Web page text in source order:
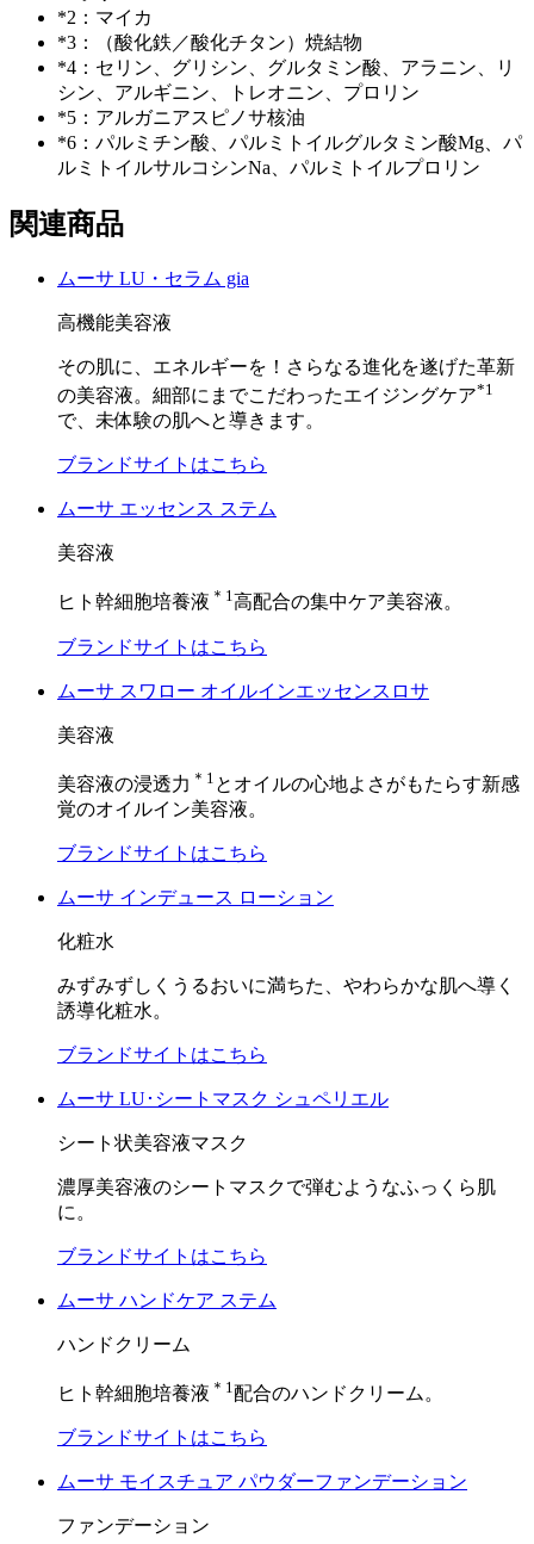
*2：マイカ
*3：（酸化鉄／酸化チタン）焼結物
*4：セリン、グリシン、グルタミン酸、アラニン、リ
シン、アルギニン、トレオニン、プロリン
*5：アルガニアスピノサ核油
*6：パルミチン酸、パルミトイルグルタミン酸Mg、パ
ルミトイルサルコシンNa、パルミトイルプロリン
関連商品
ムーサ LU・セラム gia
高機能美容液
その肌に、エネルギーを！さらなる進化を遂げた革新
の美容液。細部にまでこだわったエイジングケア*1
で、未体験の肌へと導きます。
ブランドサイトはこちら
ムーサ エッセンス ステム
美容液
ヒト幹細胞培養液 ＊1高配合の集中ケア美容液。
ブランドサイトはこちら
ムーサ スワロー オイルインエッセンスロサ
美容液
美容液の浸透力 ＊1 とオイルの心地よさがもたらす新感
覚のオイルイン美容液。
ブランドサイトはこちら
ムーサ インデュース ローション
化粧水
みずみずしくうるおいに満ちた、やわらかな肌へ導く
誘導化粧水。
ブランドサイトはこちら
ムーサ LU･シートマスク シュペリエル
シート状美容液マスク
濃厚美容液のシートマスクで弾むようなふっくら肌
に。
ブランドサイトはこちら
ムーサ ハンドケア ステム
ハンドクリーム
ヒト幹細胞培養液 ＊1 配合のハンドクリーム。
ブランドサイトはこちら
ムーサ モイスチュア パウダーファンデーション
ファンデーション